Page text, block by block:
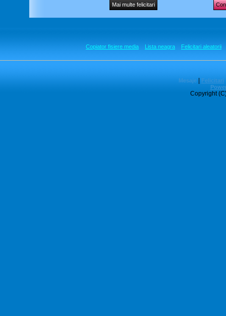
Mai multe felicitari
Copiator fisiere media Lista neagra Felicitari aleatorii
Mesaje Felicitari
Copyright